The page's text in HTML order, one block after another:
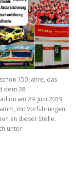
150 Jahre, das
dem 38.
am 29. Juni 2019
mit Vorführungen
an dieser Stelle.
unter